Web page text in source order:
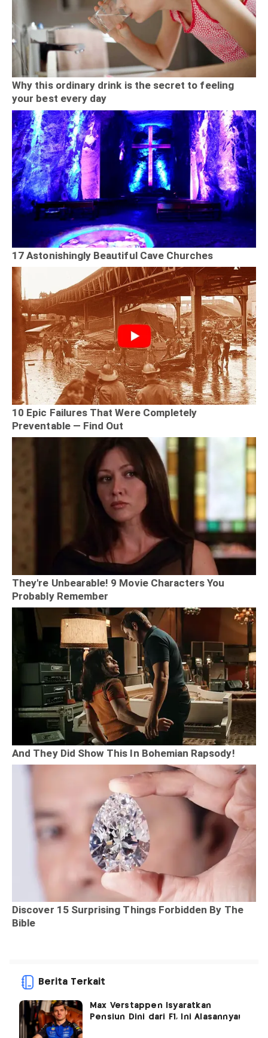
Berita Terkait
Max Verstappen Isyaratkan
Pensiun Dini dari F1, Ini Alasannya!